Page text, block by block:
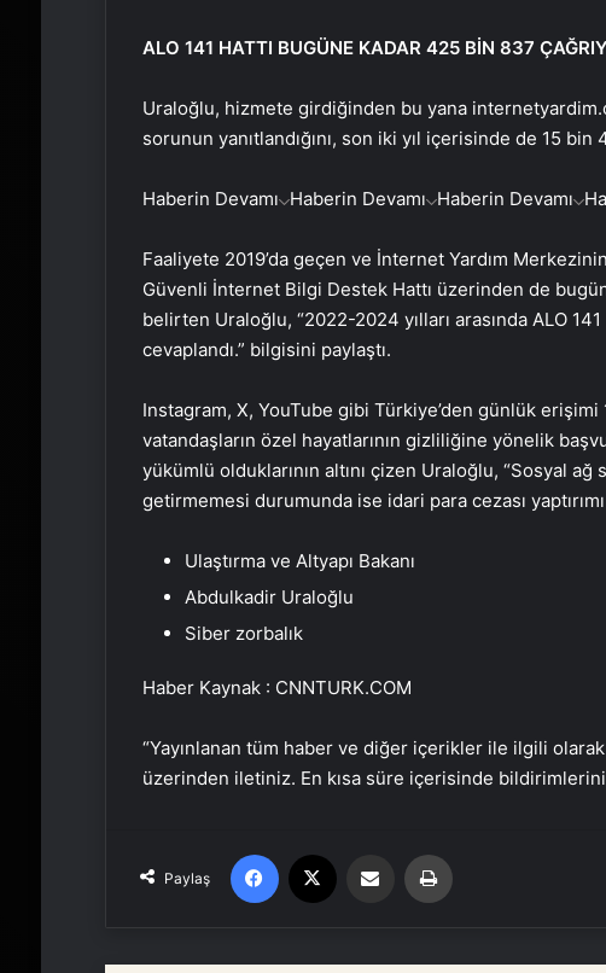
ALO 141 HATTI BUGÜNE KADAR 425 BİN 837
Uraloğlu, hizmete girdiğinden bu yana
sorunun yanıtlandığını, son iki yıl içerisinde de 15
Haberin Devamı Haberin Devamı Haberin Devamı
Faaliyete 2019’da geçen ve İnternet Yardım
Güvenli İnternet Bilgi Destek Hattı üzerinden de
belirten Uraloğlu, “2022-2024 yılları arasında ALO
cevaplandı.” bilgisini paylaştı.
Instagram, X, YouTube gibi Türkiye’den günlük erişimi
vatandaşların özel hayatlarının gizliliğine yönelik
yükümlü olduklarının altını çizen Uraloğlu, “Sosyal ağ
getirmemesi durumunda ise idari para cezası
Ulaştırma ve Altyapı Bakanı
Abdulkadir Uraloğlu
Siber zorbalık
Haber Kaynak : CNNTURK.COM
“Yayınlanan tüm haber ve diğer içerikler ile ilgili
üzerinden iletiniz. En kısa süre içerisinde
Paylaş
Facebook Email'den paylaş